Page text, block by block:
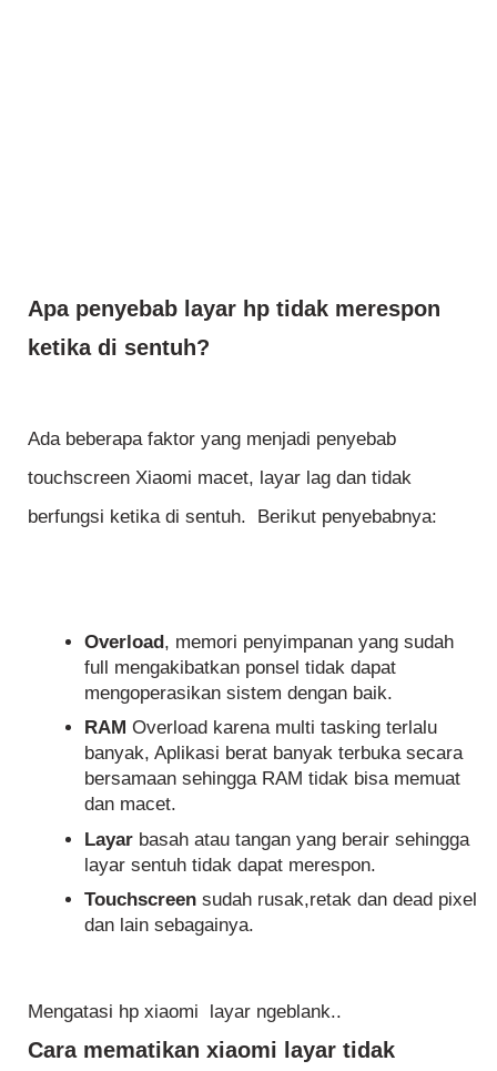
Apa penyebab layar hp tidak merespon
ketika di sentuh?
Ada beberapa faktor yang menjadi penyebab
touchscreen Xiaomi macet, layar lag dan tidak
berfungsi ketika di sentuh. Berikut penyebabnya:
Overload, memori penyimpanan yang sudah
full mengakibatkan ponsel tidak dapat
mengoperasikan sistem dengan baik.
RAM Overload karena multi tasking terlalu
banyak, Aplikasi berat banyak terbuka secara
bersamaan sehingga RAM tidak bisa memuat
dan macet.
Layar basah atau tangan yang berair sehingga
layar sentuh tidak dapat merespon.
Touchscreen sudah rusak,retak dan dead pixel
dan lain sebagainya.
Mengatasi hp xiaomi layar ngeblank..
Cara mematikan xiaomi layar tidak